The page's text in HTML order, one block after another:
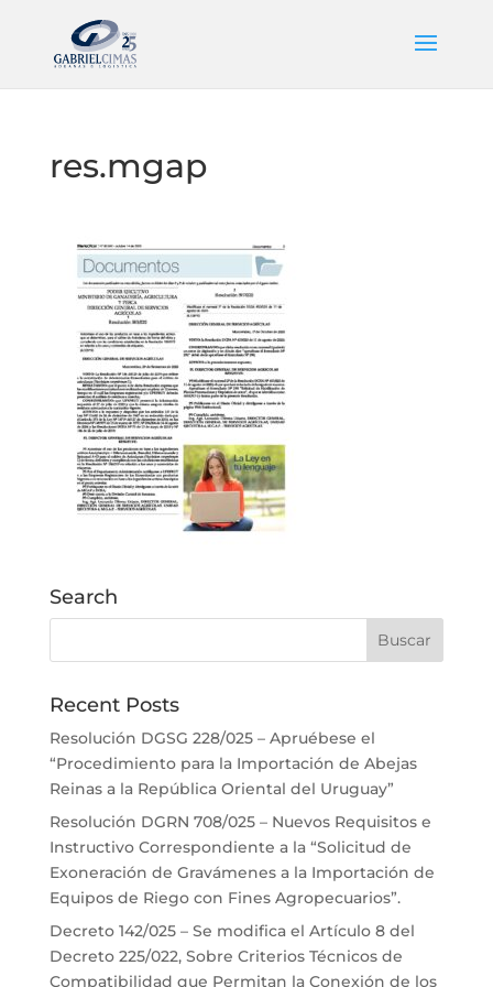
res.mgap
Search
Recent Posts
Resolución DGSG 228/025 – Apruébese el
“Procedimiento para la Importación de Abejas
Reinas a la República Oriental del Uruguay”
Resolución DGRN 708/025 – Nuevos Requisitos e
Instructivo Correspondiente a la “Solicitud de
Exoneración de Gravámenes a la Importación de
Equipos de Riego con Fines Agropecuarios”.
Decreto 142/025 – Se modifica el Artículo 8 del
Decreto 225/022, Sobre Criterios Técnicos de
Compatibilidad que Permitan la Conexión de los